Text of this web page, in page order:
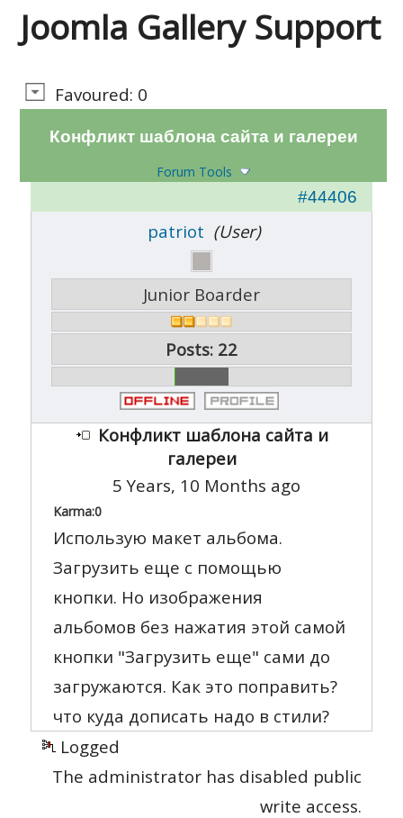
Joomla Gallery Support
Favoured: 0
Конфликт шаблона сайта и галереи
Forum Tools
#44406
patriot (User)
Junior Boarder
Posts: 22
Конфликт шаблона сайта и
галереи
5 Years, 10 Months ago
Karma:0
Использую макет альбома.
Загрузить еще с помощью
кнопки. Но изображения
альбомов без нажатия этой самой
кнопки "Загрузить еще" сами до
загружаются. Как это поправить?
что куда дописать надо в стили?
Logged
The administrator has disabled public
write access.